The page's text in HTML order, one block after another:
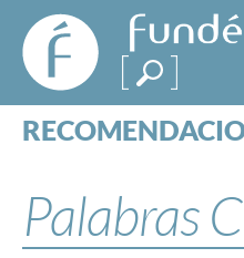
FundéuRAE
- Fundación
del Español
Urgente
ESPECIALES
Palabras